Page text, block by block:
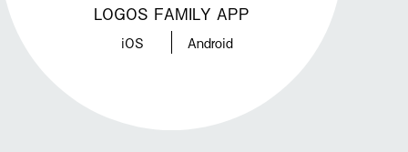
LOGOS FAMILY APP
iOS Android